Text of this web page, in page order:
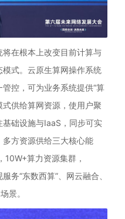
在根本上改变目前计算与
式。云原生算网操作系统
控，可为业务系统提供“算
供给算网资源，使用户聚
础设施与IaaS，同步可实
方资源供给三大核心能
算力资源集群，
务“东数西算”、网云融合、
景。